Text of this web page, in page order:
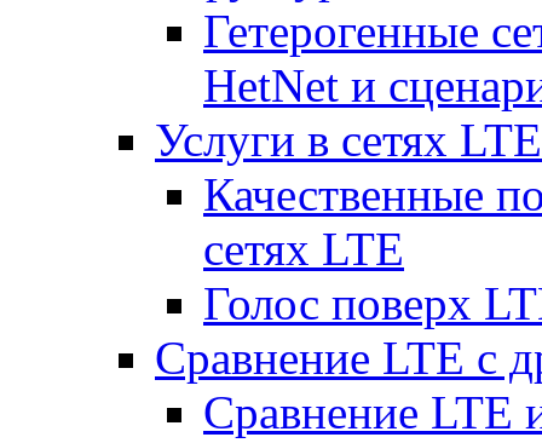
Гетерогенные
HetNet и
Услуги в сетях LTE
Качественные
сетях LTE
Голос поверх
Сравнение LTE с
Сравнение LTE